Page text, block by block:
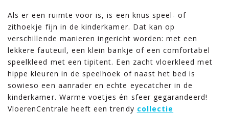
Als er een ruimte voor is, is een knus speel- of
zithoekje fijn in de kinderkamer. Dat kan op
verschillende manieren ingericht worden: met een
lekkere fauteuil, een klein bankje of een comfortabel
speelkleed met een tipitent. Een zacht vloerkleed met
hippe kleuren in de speelhoek of naast het bed is
sowieso een aanrader en echte eyecatcher in de
kinderkamer. Warme voetjes én sfeer gegarandeerd!
VloerenCentrale heeft een trendy collectie